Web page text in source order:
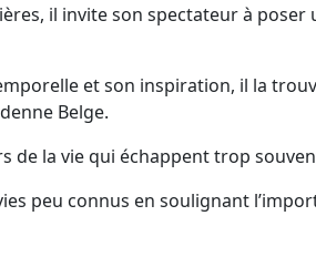
il invite son spectateur à
et son inspiration, il la
Belge.
de la vie qui échappent trop
peu connus en soulignant